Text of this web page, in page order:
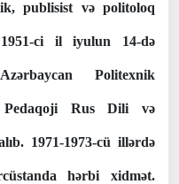
publisist və politoloq
ci il iyulun 14-də
Politexnik
Pedaqoji Rus Dili və
1971-1973-cü illərdə
hərbi xidmət.